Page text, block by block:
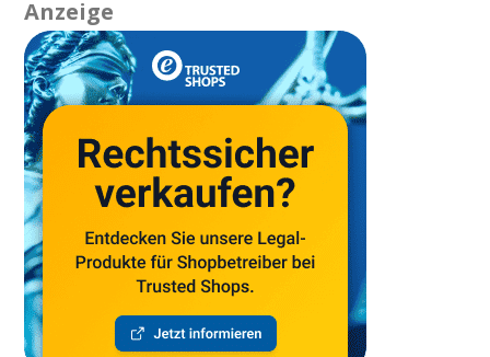
Anzeige